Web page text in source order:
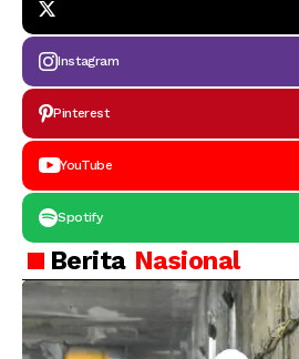
Instagram
Pinterest
YouTube
Spotify
Berita Nasional